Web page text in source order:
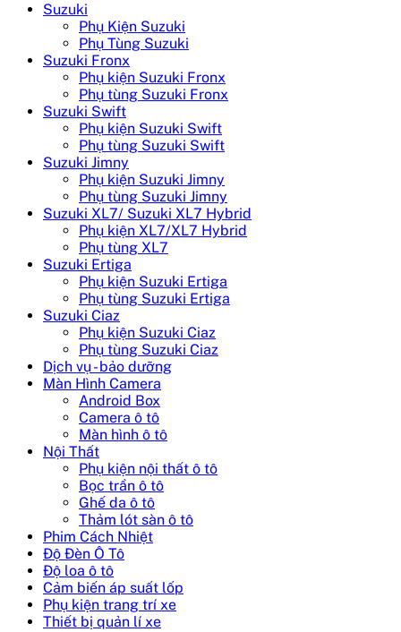
Suzuki
Phụ Kiện Suzuki
Phụ Tùng Suzuki
Suzuki Fronx
Phụ kiện Suzuki Fronx
Phụ tùng Suzuki Fronx
Suzuki Swift
Phụ kiện Suzuki Swift
Phụ tùng Suzuki Swift
Suzuki Jimny
Phụ kiện Suzuki Jimny
Phụ tùng Suzuki Jimny
Suzuki XL7/ Suzuki XL7 Hybrid
Phụ kiện XL7/XL7 Hybrid
Phụ tùng XL7
Suzuki Ertiga
Phụ kiện Suzuki Ertiga
Phụ tùng Suzuki Ertiga
Suzuki Ciaz
Phụ kiện Suzuki Ciaz
Phụ tùng Suzuki Ciaz
Dịch vụ - bảo dưỡng
Màn Hình Camera
Android Box
Camera ô tô
Màn hình ô tô
Nội Thất
Phụ kiện nội thất ô tô
Bọc trần ô tô
Ghế da ô tô
Thảm lót sàn ô tô
Phim Cách Nhiệt
Độ Đèn Ô Tô
Độ loa ô tô
Cảm biến áp suất lốp
Phụ kiện trang trí xe
Thiết bị quản lí xe